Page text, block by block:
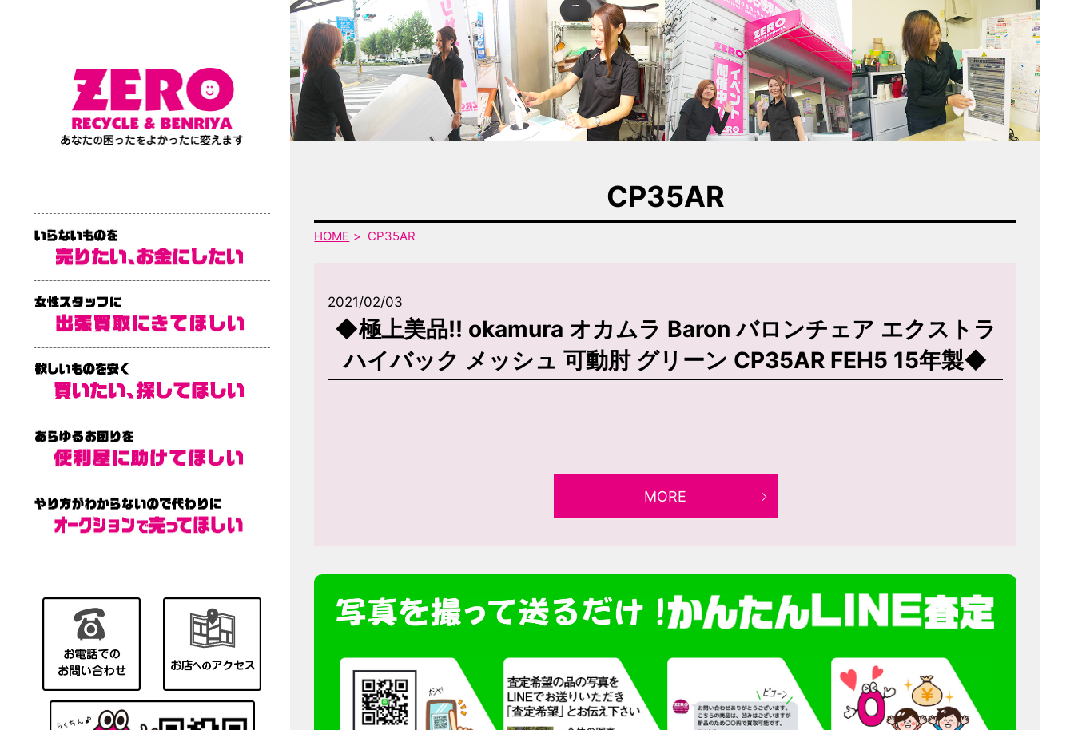
CP35AR
HOME CP35AR
2021/02/03
◆極上美品!! okamura オカムラ Baron バロンチェア エクストラ
ハイバック メッシュ 可動肘 グリーン CP35AR FEH5 15年製◆
MORE